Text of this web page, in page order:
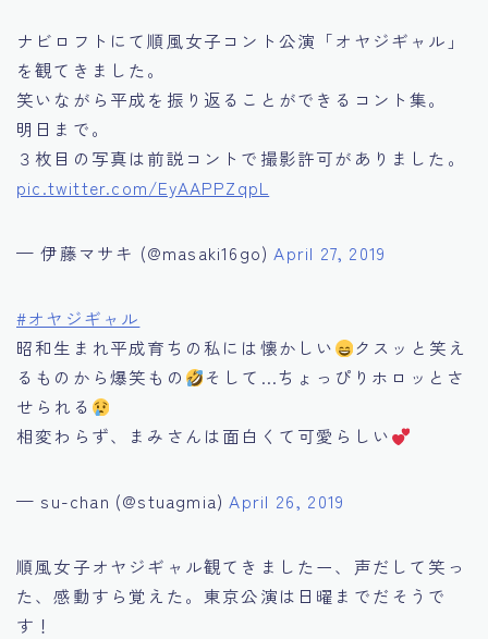
ナビロフトにて順風女子コント公演「オヤジギャル」
を観てきました。
笑いながら平成を振り返ることができるコント集。
明日まで。
３枚目の写真は前説コントで撮影許可がありました。
pic.twitter.com/EyAAPPZqpL
— 伊藤マサキ (@masaki16go) April 27, 2019
#オヤジギャル
昭和生まれ平成育ちの私には懐かしい
クスッと笑え
るものから爆笑もの
そして…ちょっぴりホロッとさ
せられる
相変わらず、まみさんは面白くて可愛らしい
— su-chan (@stuagmia) April 26, 2019
順風女子オヤジギャル観てきましたー、声だして笑っ
た、感動すら覚えた。東京公演は日曜までだそうで
す！